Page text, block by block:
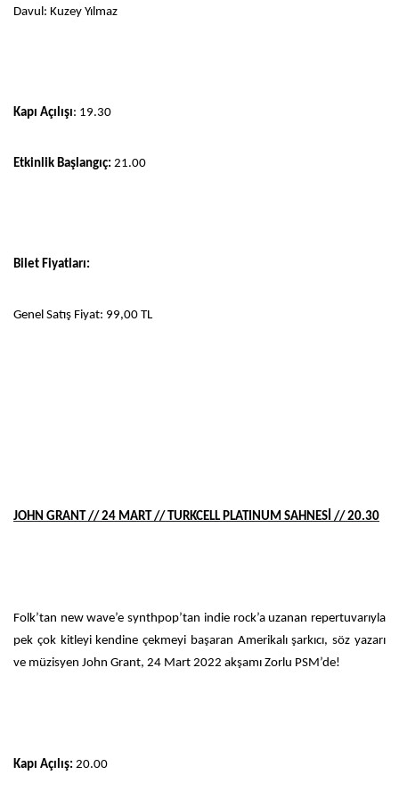
Davul: Kuzey Yılmaz
Kapı Açılışı: 19.30
Etkinlik Başlangıç: 21.00
Bilet Fiyatları:
Genel Satış Fiyat: 99,00 TL
JOHN GRANT // 24 MART // TURKCELL PLATINUM SAHNESİ // 20.30
Folk’tan new wave’e synthpop’tan indie rock’a uzanan repertuvarıyla
pek çok kitleyi kendine çekmeyi başaran Amerikalı şarkıcı, söz yazarı
ve müzisyen John Grant, 24 Mart 2022 akşamı Zorlu PSM’de!
Kapı Açılış: 20.00